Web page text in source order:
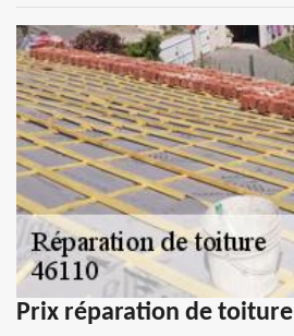
Prix réparation de toiture